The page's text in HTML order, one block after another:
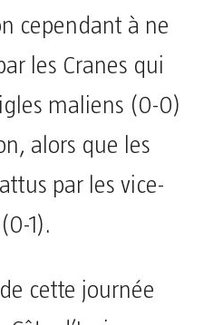
cependant à ne
les Cranes qui
maliens (0-0)
alors que les
par les vice-
1).
cette journée